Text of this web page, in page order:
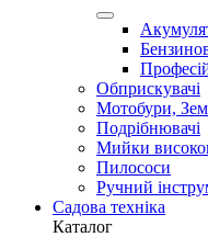
Обприскувачі
Мотобури,
Подрібнювачі
Мийки
Пилососи
Ручний
Садова техніка
Каталог